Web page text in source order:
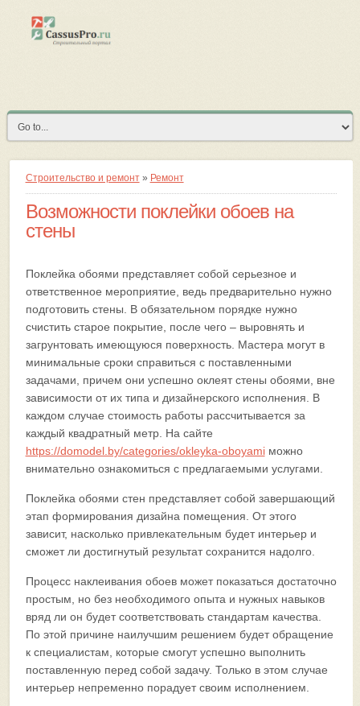
Строительство и ремонт» Ремонт
Возможности поклейки обоев на
стены
Поклейка обоями представляет собой серьезное и
ответственное мероприятие, ведь предварительно нужно
подготовить стены. В обязательном порядке нужно
счистить старое покрытие, после чего – выровнять и
загрунтовать имеющуюся поверхность. Мастера могут в
минимальные сроки справиться с поставленными
задачами, причем они успешно оклеят стены обоями, вне
зависимости от их типа и дизайнерского исполнения. В
каждом случае стоимость работы рассчитывается за
каждый квадратный метр. На сайте
https://domodel.by/categories/okleyka-oboyamiможно
внимательно ознакомиться с предлагаемыми услугами.
Поклейка обоями стен представляет собой завершающий
этап формирования дизайна помещения. От этого
зависит, насколько привлекательным будет интерьер и
сможет ли достигнутый результат сохранится надолго.
Процесс наклеивания обоев может показаться достаточно
простым, но без необходимого опыта и нужных навыков
вряд ли он будет соответствовать стандартам качества.
По этой причине наилучшим решением будет обращение
к специалистам, которые смогут успешно выполнить
поставленную перед собой задачу. Только в этом случае
интерьер непременно порадует своим исполнением.